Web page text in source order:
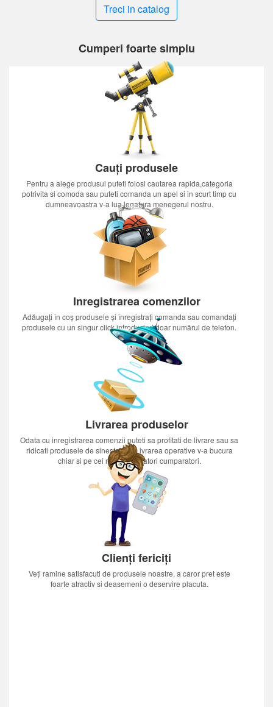
Treci in catalog
Cumperi foarte simplu
Cauți produsele
Pentru a alege produsul puteti folosi cautarea rapida,categoria
potrivita si comoda sau puteti comanda un apel si in scurt timp cu
dumneavoastra v-a lua legatura menegerul nostru.
Inregistrarea comenzilor
Adăugați în coș produsele și înregistrați comanda sau comandați
produsele cu un singur click introducînd doar numărul de telefon.
Livrarea produselor
Odata cu inregistrarea comenzii puteti sa profitati de livrare sau sa
ridicati produsele de sinestatator.Livrarea operative v-a bucura
chiar si pe cei mai nerabdatori cumparatori.
Clienți fericiți
Veți ramine satisfacuti de produsele noastre, a caror pret este
foarte atractiv si deasemeni o deservire placuta.